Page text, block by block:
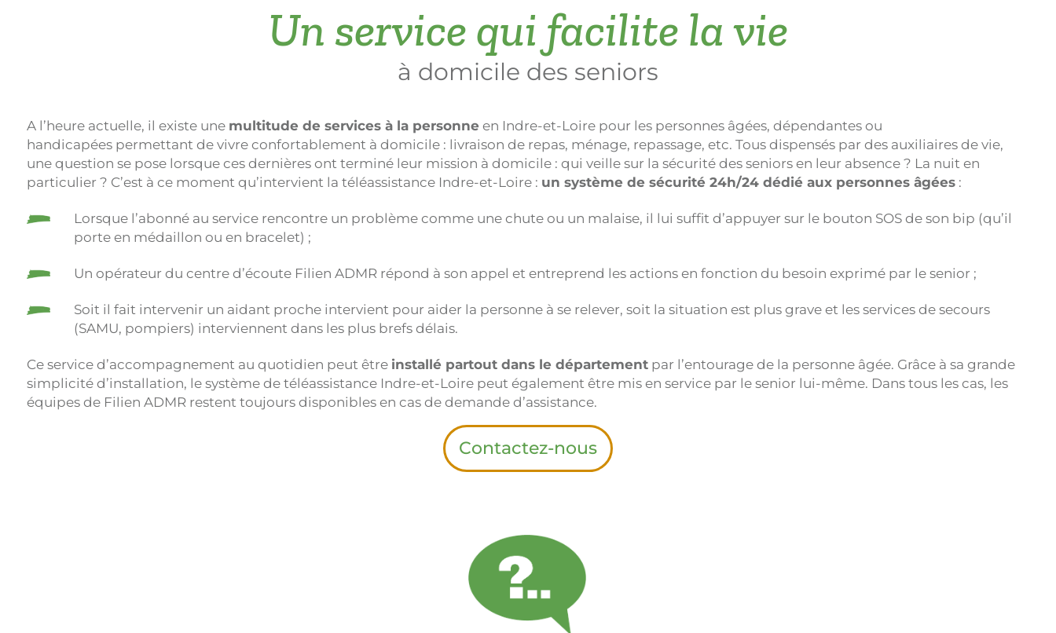
Un service qui facilite la vie
à domicile des seniors
A l’heure actuelle, il existe une multitude de services à la personneen Indre-et-Loire pour les personnes âgées, dépendantes ou
handicapées permettant de vivre confortablement à domicile : livraison de repas, ménage, repassage, etc. Tous dispensés par des auxiliaires de vie,
une question se pose lorsque ces dernières ont terminé leur mission à domicile : qui veille sur la sécurité des seniors en leur absence ? La nuit en
particulier ? C’est à ce moment qu’intervient la téléassistance Indre-et-Loire : un système de sécurité 24h/24 dédié aux personnes âgées:
Lorsque l’abonné au service rencontre un problème comme une chute ou un malaise, il lui suffit d’appuyer sur le bouton SOS de son bip (qu’il
porte en médaillon ou en bracelet) ;
Un opérateur du centre d’écoute Filien ADMR répond à son appel et entreprend les actions en fonction du besoin exprimé par le senior ;
Soit il fait intervenir un aidant proche intervient pour aider la personne à se relever, soit la situation est plus grave et les services de secours
(SAMU, pompiers) interviennent dans les plus brefs délais.
Ce service d’accompagnement au quotidien peut être installé partout dans le départementpar l’entourage de la personne âgée. Grâce à sa grande
simplicité d’installation, le système de téléassistance Indre-et-Loire peut également être mis en service par le senior lui-même. Dans tous les cas, les
équipes de Filien ADMR restent toujours disponibles en cas de demande d’assistance.
Contactez-nous